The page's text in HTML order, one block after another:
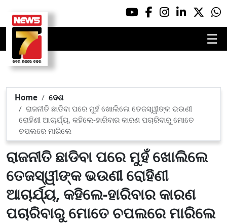
☰
Home
ଦେଶ
ରାଜନୀତି ଛାଡିବା ପରେ ମୁହଁ ଖୋଲିଲେ ତେଜସ୍ୱୀଙ୍କ ଭଉଣୀ
ରୋହିଣୀ ଆଚାର୍ଯ୍ୟ, କହିଲେ-ହାରିବାର କାରଣ ପଚାରିବାରୁ ମୋତେ
ଚପଲରେ ମାରିଲେ
ରାଜନୀତି ଛାଡିବା ପରେ ମୁହଁ ଖୋଲିଲେ
ତେଜସ୍ୱୀଙ୍କ ଭଉଣୀ ରୋହିଣୀ
ଆଚାର୍ଯ୍ୟ, କହିଲେ-ହାରିବାର କାରଣ
ପଚାରିବାରୁ ମୋତେ ଚପଲରେ ମାରିଲେ